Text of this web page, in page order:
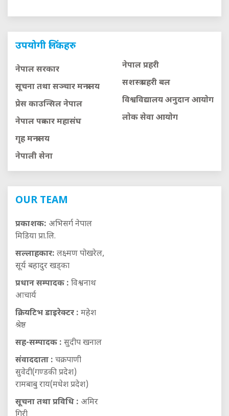
उपयोगी लिंकहरु
नेपाल सरकार
सूचना तथा सञ्चार मन्त्रालय
प्रेस काउन्सिल नेपाल
नेपाल पत्रकार महासंघ
गृह मन्त्रालय
नेपाली सेना
नेपाल प्रहरी
सशस्त्र प्रहरी बल
विश्वविद्यालय अनुदान आयाेग
लाेक सेवा आयाेग
OUR TEAM
प्रकाशक: अभिसर्ग नेपाल
मिडिया प्रा.लि.
सल्लाहकार: लक्ष्मण पोखरेल,
सूर्य बहादुर खड्का
प्रधान सम्पादक : विश्वनाथ
आचार्य
क्रियटिभ डाइरेक्टर : महेश
श्रेष्ठ
सह-सम्पादक : सुदीप खनाल
संवाददाता : चक्रपाणी
सुवेदी(गण्डकी प्रदेश)
रामबाबु राय(मधेश प्रदेश)
सूचना तथा प्रविधि : अमिर